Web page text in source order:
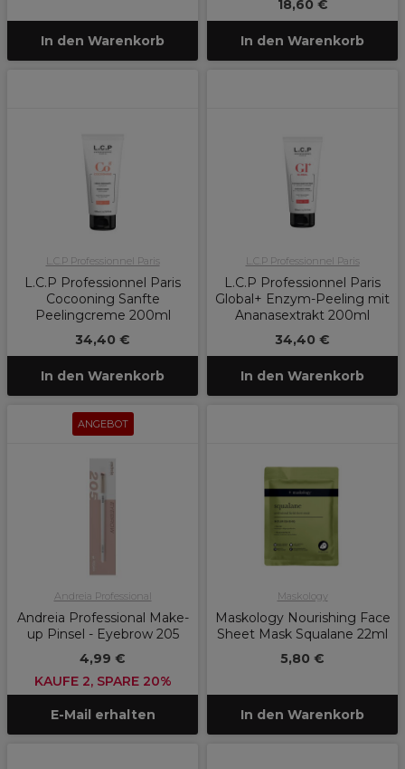
In den Warenkorb
18,60 €
In den Warenkorb
L.C.P Professionnel Paris
L.C.P Professionnel Paris
Cocooning Sanfte
Peelingcreme 200ml
34,40 €
In den Warenkorb
L.C.P Professionnel Paris
L.C.P Professionnel Paris
Global+ Enzym-Peeling mit
Ananasextrakt 200ml
34,40 €
In den Warenkorb
ANGEBOT
Andreia Professional
Andreia Professional Make-
up Pinsel - Eyebrow 205
4,99 €
KAUFE 2, SPARE 20%
E-Mail erhalten
Maskology
Maskology Nourishing Face
Sheet Mask Squalane 22ml
5,80 €
In den Warenkorb